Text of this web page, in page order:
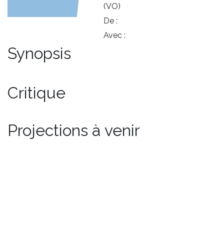
(VO)
De :
Avec :
Synopsis
Critique
Projections à venir